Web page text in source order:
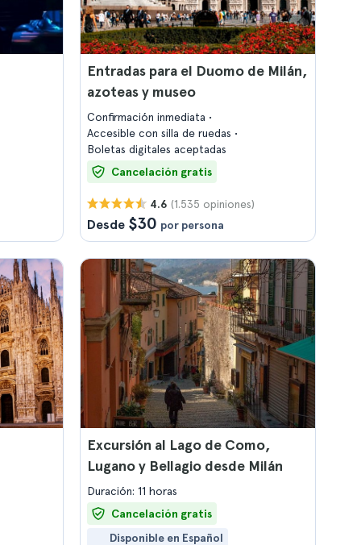
Entradas para el Duomo de Milán,
azoteas y museo
Confirmación inmediata
Accesible con silla de ruedas
Boletas digitales aceptadas
Cancelación gratis
4.6 (1.535 opiniones)
Desde $30 por persona
Excursión al Lago de Como,
Lugano y Bellagio desde Milán
Duración: 11 horas
Cancelación gratis
Disponible en Español